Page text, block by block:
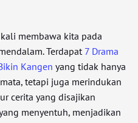
membawa kita pada
Terdapat 7 Drama
Kangen yang tidak hanya
tetapi juga merindukan
cerita yang disajikan
menyentuh, menjadikan